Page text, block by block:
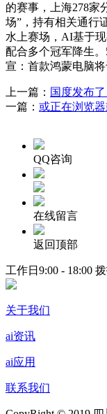
的赛事，上海278家
场”，持有相关通行
水上赛场，AI基于
配合多个冠军降生
宣：首款鸿蒙电脑将
上一篇： 国度发布
一篇： 或正在浏览
QQ咨询
在线留言
返回顶部
工作日9:00 - 18:00
关于我们
ai资讯
ai应用
联系我们